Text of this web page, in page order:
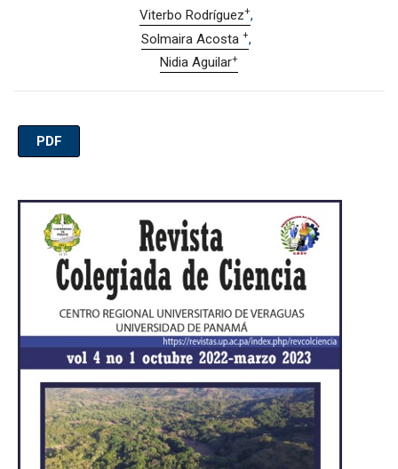
Viterbo Rodríguez+
Solmaira Acosta +
Nidia Aguilar+
PDF
Imagen de portada